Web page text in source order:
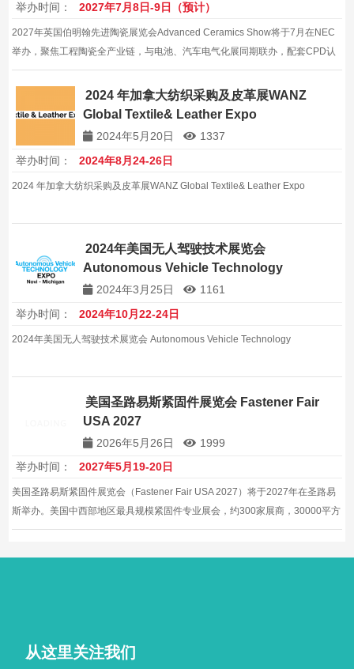
举办时间：
2027年7月8日-9日（预计）
2027年英国伯明翰先进陶瓷展览会Advanced Ceramics Show将于7月在NEC
举办，聚焦工程陶瓷全产业链，与电池、汽车电气化展同期联办，配套CPD认
证论坛，是半导体、电动汽车与医疗陶瓷采购对接、技术寻源与建立欧洲代理
网络的专业平台。2024 年加拿⼤纺织采购及⽪⾰展WANZ
Global Textile& Leather Expo
2024年5月20日
1337
举办时间：
2024年8⽉24-26⽇
2024 年加拿⼤纺织采购及⽪⾰展WANZ Global Textile& Leather Expo
2024年美国无人驾驶技术展览会
Autonomous Vehicle Technology
2024年3月25日
1161
举办时间：
2024年10月22-24日
2024年美国无人驾驶技术展览会 Autonomous Vehicle Technology
美国圣路易斯紧固件展览会 Fastener Fair
USA 2027
2026年5月26日
1999
举办时间：
2027年5月19-20日
美国圣路易斯紧固件展览会（Fastener Fair USA 2027）将于2027年在圣路易
斯举办。美国中西部地区最具规模紧固件专业展会，约300家展商，30000平方
米展览面积。
从这里关注我们